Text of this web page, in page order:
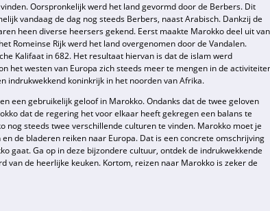
Oorspronkelijk werd het land gevormd door de Berbers. Dit
vandaag de dag nog steeds Berbers, naast Arabisch. Dankzij de
heen diverse heersers gekend. Eerst maakte Marokko deel uit van
Romeinse Rijk werd het land overgenomen door de Vandalen.
Kalifaat in 682. Het resultaat hiervan is dat de islam werd
het westen van Europa zich steeds meer te mengen in de
indrukwekkend koninkrijk in het noorden van Afrika.
een gebruikelijk geloof in Marokko. Ondanks dat de twee geloven
dat de regering het voor elkaar heeft gekregen een balans te
steeds twee verschillende culturen te vinden. Marokko moet je
de bladeren reiken naar Europa. Dat is een concrete omschrijving
gaat. Ga op in deze bijzondere cultuur, ontdek de indrukwekkende
van de heerlijke keuken. Kortom, reizen naar Marokko is zeker de